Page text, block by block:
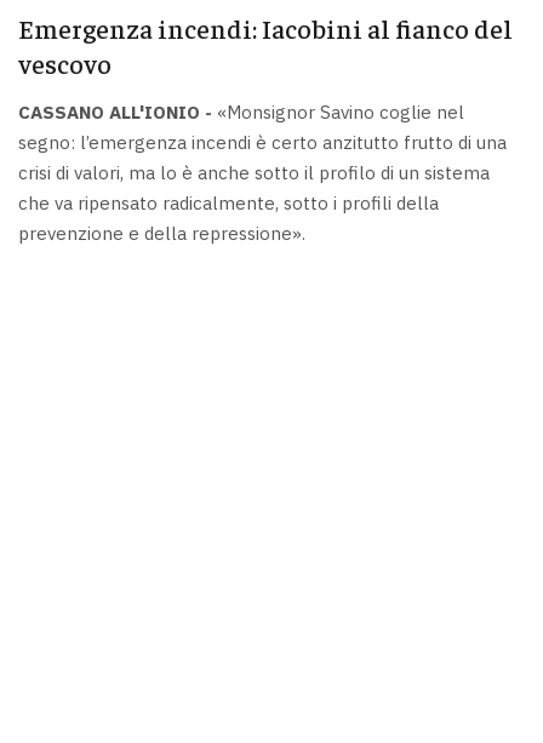
Emergenza incendi: Iacobini al fianco del
vescovo
CASSANO ALL'IONIO - «Monsignor Savino coglie nel
segno: l’emergenza incendi è certo anzitutto frutto di una
crisi di valori, ma lo è anche sotto il profilo di un sistema
che va ripensato radicalmente, sotto i profili della
prevenzione e della repressione».